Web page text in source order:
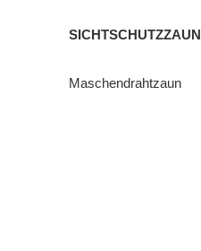
SICHTSCHUTZZAUN
Maschendrahtzaun